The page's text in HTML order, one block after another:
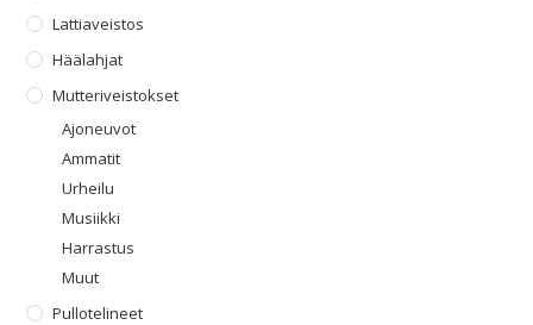
Lattiaveistos
Häälahjat
Mutteriveistokset
Ajoneuvot
Ammatit
Urheilu
Musiikki
Harrastus
Muut
Pullotelineet